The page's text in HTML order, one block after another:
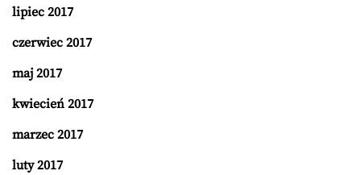
lipiec 2017
czerwiec 2017
maj 2017
kwiecień 2017
marzec 2017
luty 2017